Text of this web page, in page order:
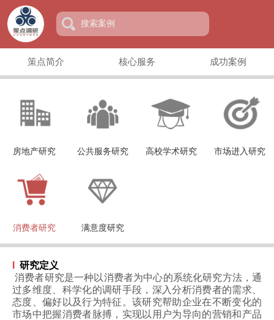
策点简介 核心服务 成功案例
房地产研究 公共服务研究 高校学术研究 市场进入研究
消费者研究 满意度研究
研究定义
消费者研究是一种以消费者为中心的系统化研究方法，通
过多维度、科学化的调研手段，深入分析消费者的需求、
态度、偏好以及行为特征。该研究帮助企业在不断变化的
市场中把握消费者脉搏，实现以用户为导向的营销和产品